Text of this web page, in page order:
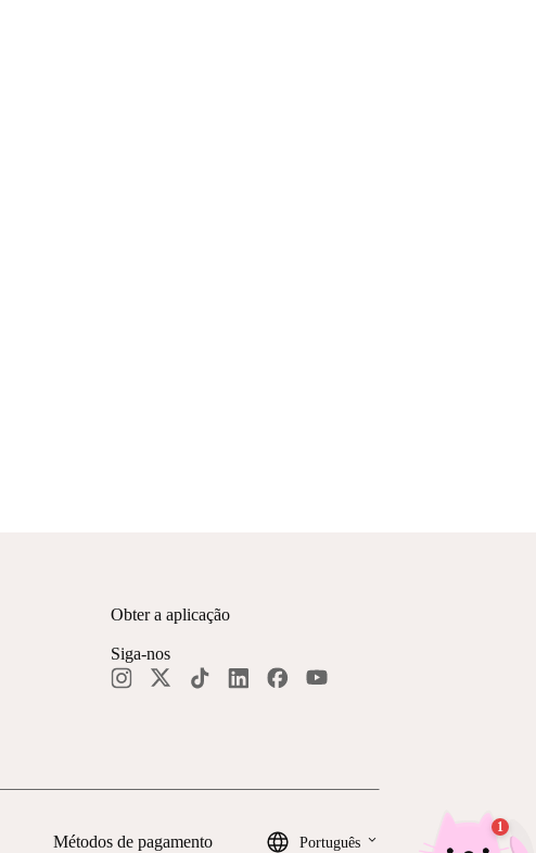
Obter a aplicação
Siga-nos
Métodos de pagamento Português keyboard_arrow_down